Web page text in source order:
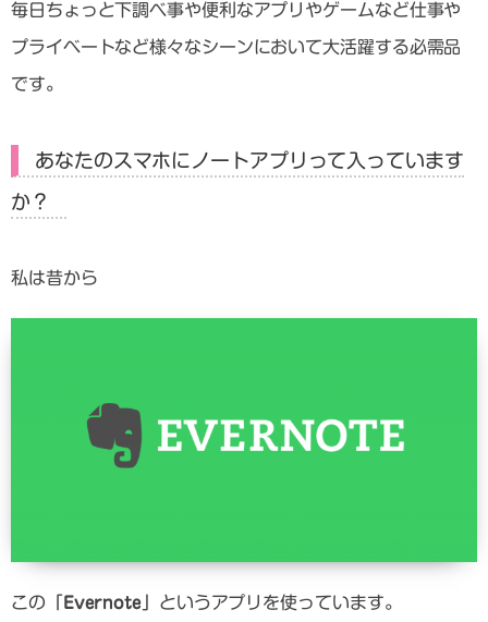
毎日ちょっと下調べ事や便利なアプリやゲームなど仕事や
プライベートなど様々なシーンにおいて大活躍する必需品
です。
あなたのスマホにノートアプリって入っています
か？
私は昔から
この「Evernote」というアプリを使っています。